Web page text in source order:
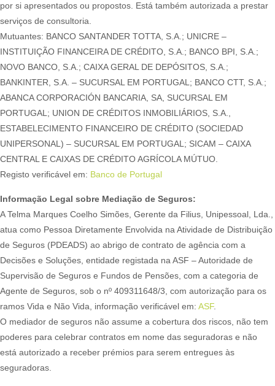
por si apresentados ou propostos. Está também autorizada a prestar
serviços de consultoria.
Mutuantes: BANCO SANTANDER TOTTA, S.A.; UNICRE –
INSTITUIÇÃO FINANCEIRA DE CRÉDITO, S.A.; BANCO BPI, S.A.;
NOVO BANCO, S.A.; CAIXA GERAL DE DEPÓSITOS, S.A.;
BANKINTER, S.A. – SUCURSAL EM PORTUGAL; BANCO CTT, S.A.;
ABANCA CORPORACIÓN BANCARIA, SA, SUCURSAL EM
PORTUGAL; UNION DE CRÉDITOS INMOBILIÁRIOS, S.A.,
ESTABELECIMENTO FINANCEIRO DE CRÉDITO (SOCIEDAD
UNIPERSONAL) – SUCURSAL EM PORTUGAL; SICAM – CAIXA
CENTRAL E CAIXAS DE CRÉDITO AGRÍCOLA MÚTUO.
Registo verificável em: Banco de Portugal
Informação Legal sobre Mediação de Seguros:
A Telma Marques Coelho Simões, Gerente da Filius, Unipessoal, Lda.,
atua como Pessoa Diretamente Envolvida na Atividade de Distribuição
de Seguros (PDEADS) ao abrigo de contrato de agência com a
Decisões e Soluções, entidade registada na ASF – Autoridade de
Supervisão de Seguros e Fundos de Pensões, com a categoria de
Agente de Seguros, sob o nº 409311648/3, com autorização para os
ramos Vida e Não Vida, informação verificável em: ASF.
O mediador de seguros não assume a cobertura dos riscos, não tem
poderes para celebrar contratos em nome das seguradoras e não
está autorizado a receber prémios para serem entregues às
seguradoras.